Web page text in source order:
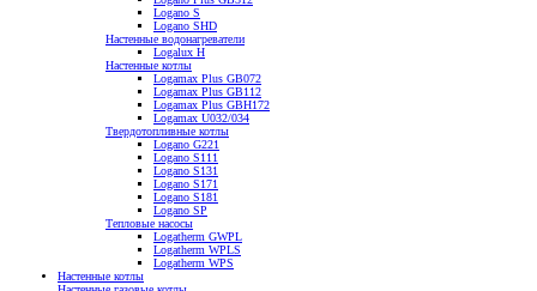
Logano S
Logano SHD
Настенные водонагреватели
Logalux H
Настенные котлы
Logamax Plus GB072
Logamax Plus GB112
Logamax Plus GBH172
Logamax U032/034
Твердотопливные котлы
Logano G221
Logano S111
Logano S131
Logano S171
Logano S181
Logano SP
Тепловые насосы
Logatherm GWPL
Logatherm WPLS
Logatherm WPS
Настенные котлы